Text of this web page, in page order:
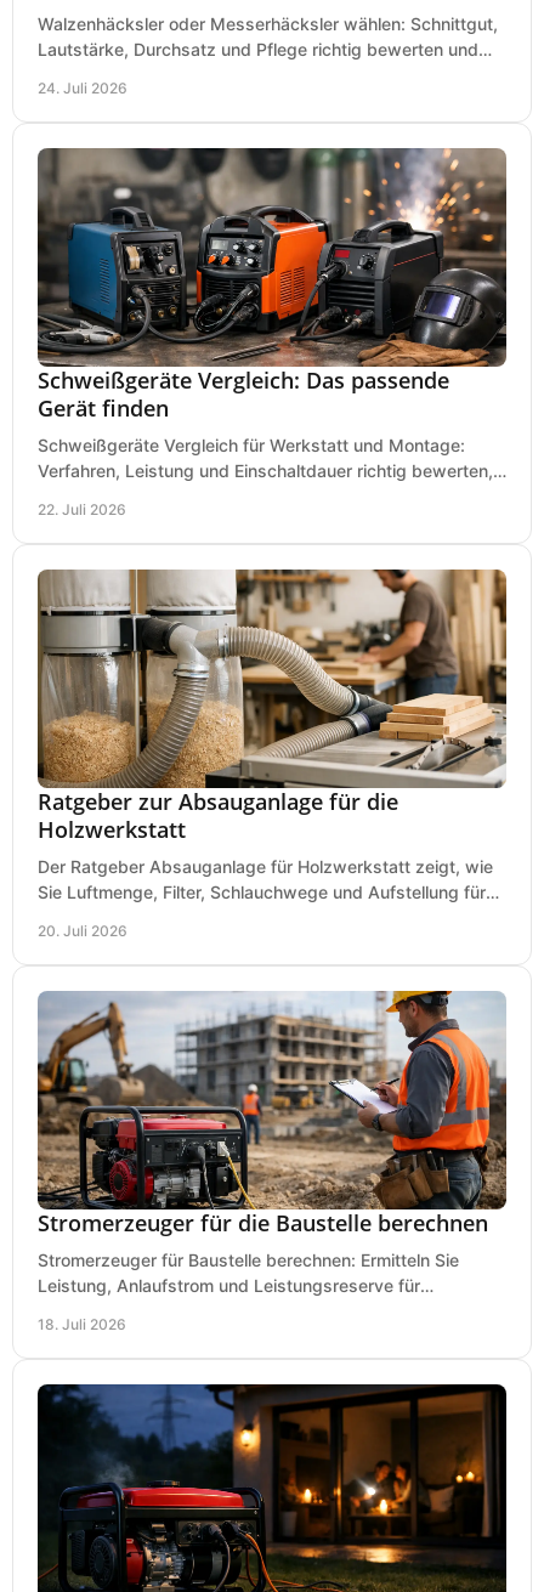
Walzenhäcksler oder Messerhäcksler wählen: Schnittgut,
Lautstärke, Durchsatz und Pflege richtig bewerten und
24. Juli 2026
Schweißgeräte Vergleich: Das passende
Gerät finden
Schweißgeräte Vergleich für Werkstatt und Montage:
Verfahren, Leistung und Einschaltdauer richtig bewerten,
22. Juli 2026
Ratgeber zur Absauganlage für die
Holzwerkstatt
Der Ratgeber Absauganlage für Holzwerkstatt zeigt, wie
Sie Luftmenge, Filter, Schlauchwege und Aufstellung für
20. Juli 2026
Stromerzeuger für die Baustelle berechnen
Stromerzeuger für Baustelle berechnen: Ermitteln Sie
Leistung, Anlaufstrom und Leistungsreserve für
18. Juli 2026